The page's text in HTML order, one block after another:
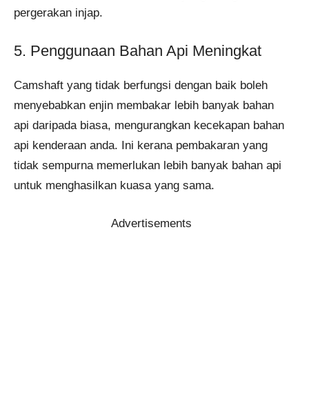
pergerakan injap.
5. Penggunaan Bahan Api Meningkat
Camshaft yang tidak berfungsi dengan baik boleh
menyebabkan enjin membakar lebih banyak bahan
api daripada biasa, mengurangkan kecekapan bahan
api kenderaan anda. Ini kerana pembakaran yang
tidak sempurna memerlukan lebih banyak bahan api
untuk menghasilkan kuasa yang sama.
Advertisements